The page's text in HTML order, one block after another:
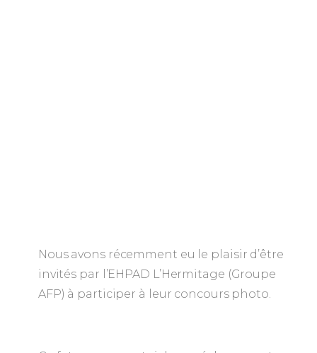
Nous avons récemment eu le plaisir d’être
invités par l’EHPAD L’Hermitage (Groupe
AFP) à participer à leur concours photo.